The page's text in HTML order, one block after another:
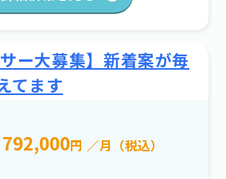
ー大募集】新着案が毎
てます
円 ／月（税込）